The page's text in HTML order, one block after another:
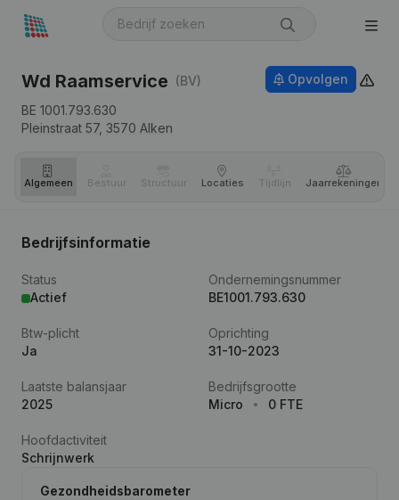
Wd Raamservice (BV)
BE 1001.793.630
Pleinstraat 57, 3570 Alken
Opvolgen
Algemeen Bestuur Structuur Locaties Tijdlijn Jaar­rekeningen
Bedrijfsinformatie
Status
Actief
Ondernemingsnummer
BE1001.793.630
Btw-plicht
Ja
Oprichting
31-10-2023
Laatste balansjaar
2025
Bedrijfsgrootte
Micro
0 FTE
Hoofdactiviteit
Schrijnwerk
Gezondheidsbarometer